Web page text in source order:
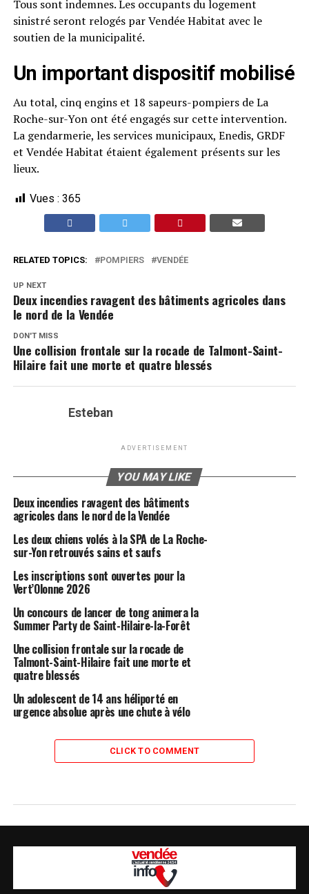
Tous sont indemnes. Les occupants du logement
sinistré seront relogés par Vendée Habitat avec le
soutien de la municipalité.
Un important dispositif mobilisé
Au total, cinq engins et 18 sapeurs-pompiers de La
Roche-sur-Yon ont été engagés sur cette intervention.
La gendarmerie, les services municipaux, Enedis, GRDF
et Vendée Habitat étaient également présents sur les
lieux.
Vues : 365
RELATED TOPICS: POMPIERS VENDÉE
UP NEXT
Deux incendies ravagent des bâtiments agricoles dans
le nord de la Vendée
DON'T MISS
Une collision frontale sur la rocade de Talmont-Saint-
Hilaire fait une morte et quatre blessés
Esteban
ADVERTISEMENT
YOU MAY LIKE
Deux incendies ravagent des bâtiments
agricoles dans le nord de la Vendée
Les deux chiens volés à la SPA de La Roche-
sur-Yon retrouvés sains et saufs
Les inscriptions sont ouvertes pour la
Vert’Olonne 2026
Un concours de lancer de tong animera la
Summer Party de Saint-Hilaire-la-Forêt
Une collision frontale sur la rocade de
Talmont-Saint-Hilaire fait une morte et
quatre blessés
Un adolescent de 14 ans héliporté en
urgence absolue après une chute à vélo
CLICK TO COMMENT